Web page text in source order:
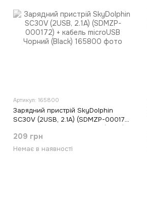
Артикул: 165800
Зарядний пристрій SkyDolphin
SC30V (2USB, 2.1A) (SDMZP-000172)
209 грн
Немає в наявності